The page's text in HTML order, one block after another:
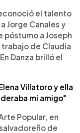
el talento
Jorge Canales y
póstumo a Joseph
de Claudia
Danza brilló el
Villatoro y ella
mi amigo"
Popular, en
salvadoreño de